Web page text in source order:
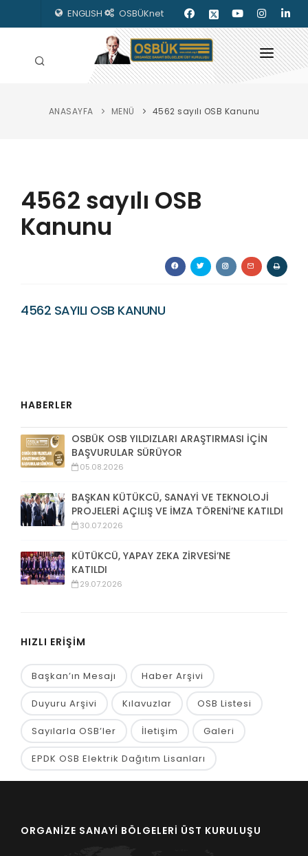
ENGLISH OSBÜKnet
HAKKIMIZDA
KILAVUZLAR
İLETİŞİM
ANASAYFA MENÜ 4562 sayılı OSB Kanunu
4562 sayılı OSB
Kanunu
4562 SAYILI OSB KANUNU
HABERLER
OSBÜK OSB YILDIZLARI ARAŞTIRMASI İÇİN
BAŞVURULAR SÜRÜYOR
05.08.2026
BAŞKAN KÜTÜKCÜ, SANAYİ VE TEKNOLOJİ
PROJELERİ AÇILIŞ VE İMZA TÖRENİ’NE KATILDI
30.07.2026
KÜTÜKCÜ, YAPAY ZEKA ZİRVESİ’NE
KATILDI
29.07.2026
HIZLI ERİŞİM
Başkan’ın Mesajı Haber Arşivi
Duyuru Arşivi Kılavuzlar OSB Listesi
Sayılarla OSB’ler İletişim Galeri
EPDK OSB Elektrik Dağıtım Lisanları
ORGANİZE SANAYİ BÖLGELERİ ÜST KURULUŞU